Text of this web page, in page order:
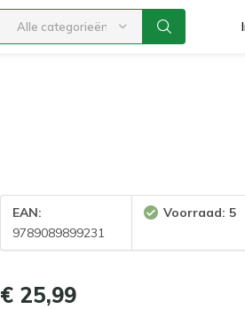
Alle categorieën
EAN:
9789089899231
Voorraad: 5
€ 25,99